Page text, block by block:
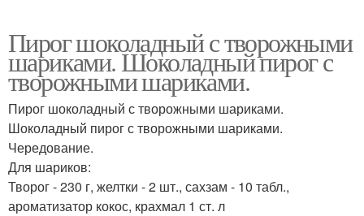
Пирог шоколадный с творожными
шариками. Шоколадный пирог с
творожными шариками.
Пирог шоколадный с творожными шариками.
Шоколадный пирог с творожными шариками.
Чередование.
Для шариков:
Творог - 230 г, желтки - 2 шт., сахзам - 10 табл.,
ароматизатор кокос, крахмал 1 ст. л